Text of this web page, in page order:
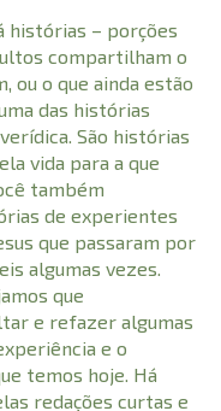
histórias – porções
compartilham o
ou o que ainda estão
das histórias
São histórias
vida para a que
também
de experientes
que passaram por
algumas vezes.
que
e refazer algumas
e o
temos hoje. Há
redações curtas e